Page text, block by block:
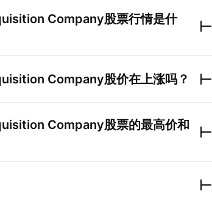
Company股票行情是什
Company股价在上涨吗？
Company股票的最高价和